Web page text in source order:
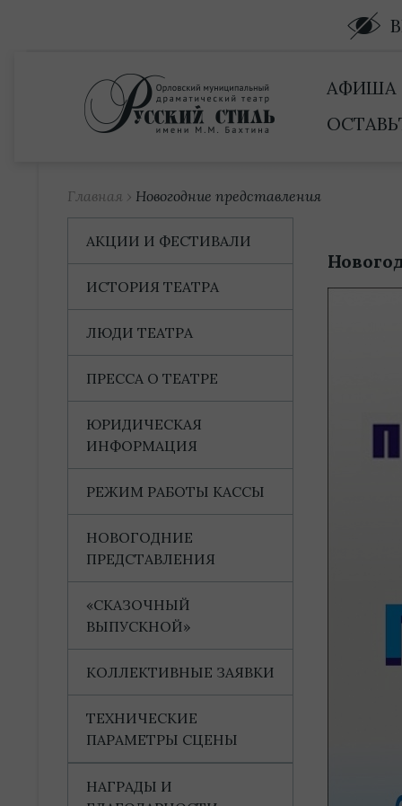
АФИША
Главная › Новогодние представления
АКЦИИ И ФЕСТИВАЛИ
ИСТОРИЯ ТЕАТРА
ЛЮДИ ТЕАТРА
ПРЕССА О ТЕАТРЕ
ЮРИДИЧЕСКАЯ
ИНФОРМАЦИЯ
РЕЖИМ РАБОТЫ КАССЫ
НОВОГОДНИЕ
ПРЕДСТАВЛЕНИЯ
«СКАЗОЧНЫЙ
ВЫПУСКНОЙ»
КОЛЛЕКТИВНЫЕ ЗАЯВКИ
ТЕХНИЧЕСКИЕ
ПАРАМЕТРЫ СЦЕНЫ
НАГРАДЫ И